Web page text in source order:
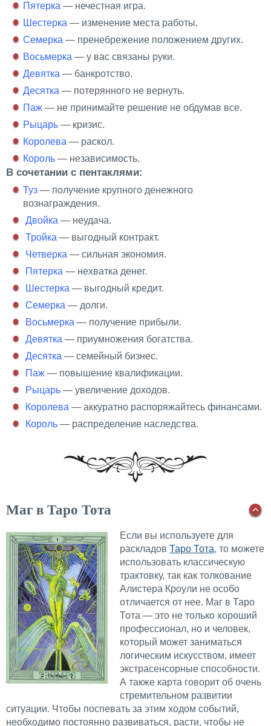
Пятерка — нечестная игра.
Шестерка — изменение места работы.
Семерка — пренебрежение положением других.
Восьмерка — у вас связаны руки.
Девятка — банкротство.
Десятка — потерянного не вернуть.
Паж — не принимайте решение не обдумав все.
Рыцарь — кризис.
Королева — раскол.
Король — независимость.
В сочетании с пентаклями:
Туз — получение крупного денежного
вознаграждения.
Двойка — неудача.
Тройка — выгодный контракт.
Четверка — сильная экономия.
Пятерка — нехватка денег.
Шестерка — выгодный кредит.
Семерка — долги.
Восьмерка — получение прибыли.
Девятка — приумножения богатства.
Десятка — семейный бизнес.
Паж — повышение квалификации.
Рыцарь — увеличение доходов.
Королева — аккуратно распоряжайтесь финансами.
Король — распределение наследства.
Маг в Таро Тота
Если вы используете для
раскладов Таро Тота, то можете
использовать классическую
трактовку, так как толкование
Алистера Кроули не особо
отличается от нее. Маг в Таро
Тота — это не только хороший
профессионал, но и человек,
который может заниматься
логическим искусством, имеет
экстрасенсорные способности.
А также карта говорит об очень
стремительном развитии
ситуации. Чтобы поспевать за этим ходом событий,
необходимо постоянно развиваться, расти, чтобы не